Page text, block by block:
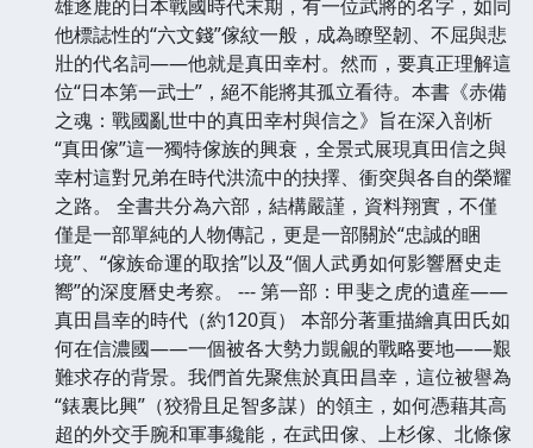
雄逐鹿的日本戰國時代末期，有一位武將的名字，如同
他標誌性的“六文錢”傢紋一般，成為瞭堅韌、不屈與悲
壯的代名詞——他就是真田幸村。然而，要真正理解這
位“日本第一武士”，絕不能將其孤立看待。本書《赤備
之魂：戰國亂世中的真田幸村與信之》旨在深入剖析
“真田傢”這一獨特傢族的興衰，全景式展現真田信之與
幸村這對兄弟在時代洪流中的抉擇、衝突與各自的榮耀
之路。 全書共分為六部，結構嚴謹，資料翔實，不僅
僅是一部單純的人物傳記，更是一部關於“忠誠的睏
境”、“傢族命運的取捨”以及“個人武勇如何影響曆史走
嚮”的深度曆史考察。 --- 第一部：甲斐之虎的遺産——
真田昌幸的時代（約120頁） 本部分著重描繪真田氏如
何在信濃國——一個被各大勢力覬覦的戰略要地——艱
難求存的背景。我們首先聚焦於真田昌幸，這位被譽為
“錶裏比興”（狡猾且足智多謀）的領主，如何憑藉其高
超的外交手腕和軍事纔能，在武田傢、上杉傢、北條傢